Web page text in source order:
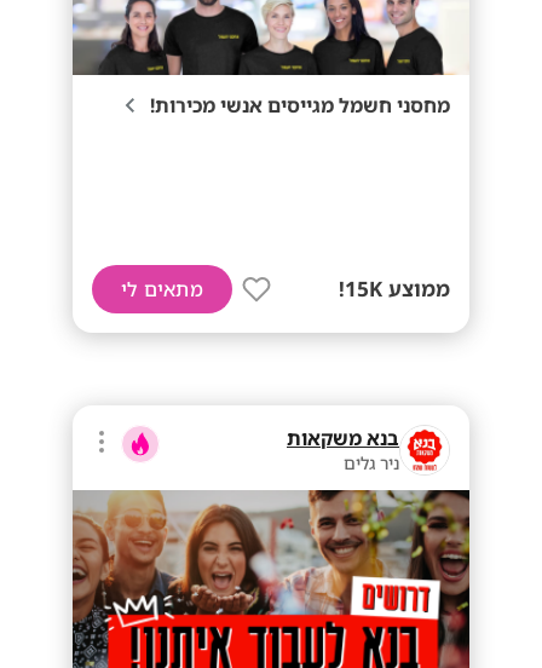
מחסני חשמל מגייסים אנשי מכירות!
ממוצע 15K! מתאים לי
בנא משקאות
ניר גלים